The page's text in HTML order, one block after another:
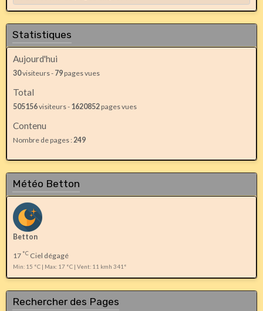
Statistiques
Aujourd'hui
30visiteurs - 79pages vues
Total
505156visiteurs - 1620852pages vues
Contenu
Nombre de pages :249
Météo Betton
Betton
17 °C Ciel dégagé
Min: 15 °C | Max: 17 °C | Vent: 11 kmh 341°
Rechercher des Pages